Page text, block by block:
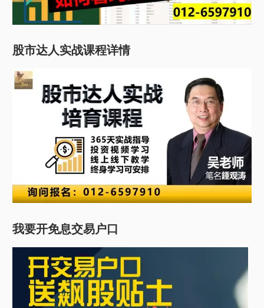
股市达人实战课程详情
我要开免息交易户口